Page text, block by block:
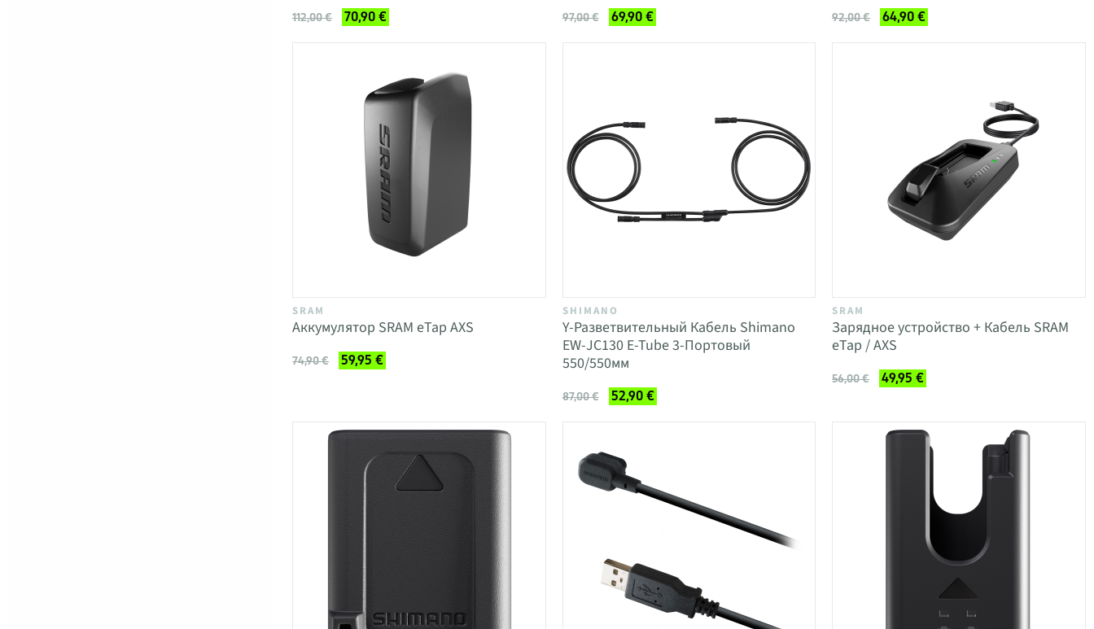
112,00 € 70,90 € 97,00 € 69,90 € 92,00 € 64,90 €
SRAM
Аккумулятор SRAM eTap AXS
74,90 € 59,95 €
SHIMANO
Y-Разветвительный Кабель Shimano
EW-JC130 E-Tube 3-Портовый
550/550мм
87,00 € 52,90 €
SRAM
Зарядное устройство + Кабель SRAM
eTap / AXS
56,00 € 49,95 €